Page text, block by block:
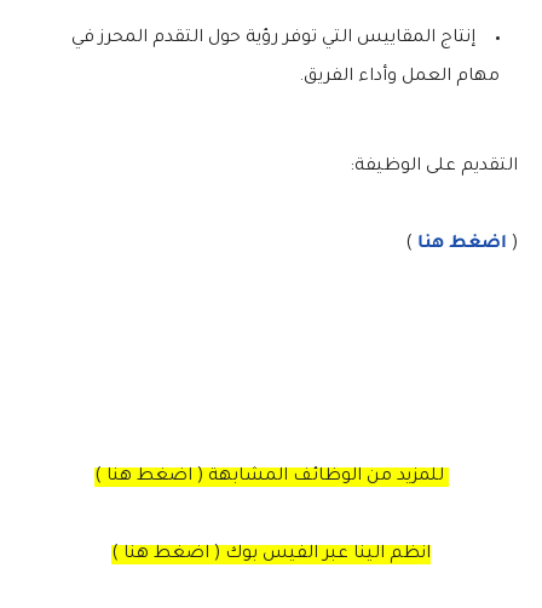
إنتاج المقاييس التي توفر رؤية حول التقدم المحرز في
مهام العمل وأداء الفريق.
التقديم على الوظيفة:
( اضغط هنا )
للمزيد من الوظائف المشابهة ( اضغط هنا )
انظم الينا عبر الفيس بوك ( اضغط هنا )